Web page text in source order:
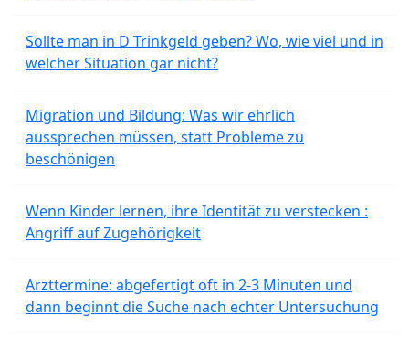
Sollte man in D Trinkgeld geben? Wo, wie viel und in
welcher Situation gar nicht?
Migration und Bildung: Was wir ehrlich
aussprechen müssen, statt Probleme zu
beschönigen
Wenn Kinder lernen, ihre Identität zu verstecken :
Angriff auf Zugehörigkeit
Arzttermine: abgefertigt oft in 2-3 Minuten und
dann beginnt die Suche nach echter Untersuchung